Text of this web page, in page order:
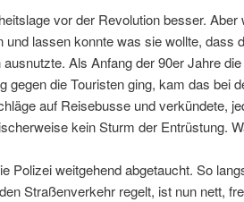
vor der Revolution besser. Aber
lassen konnte was sie wollte, dass
Als Anfang der 90er Jahre
gegen die Touristen ging, kam das bei
auf Reisebusse und verkündete,
kein Sturm der Entrüstung.
Polizei weitgehend abgetaucht. So
Straßenverkehr regelt, ist nun nett,